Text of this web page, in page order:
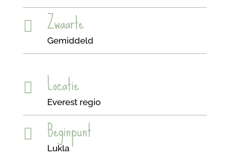
 Zwaarte
Gemiddeld
 Locatie
Everest regio
 Beginpunt
Lukla